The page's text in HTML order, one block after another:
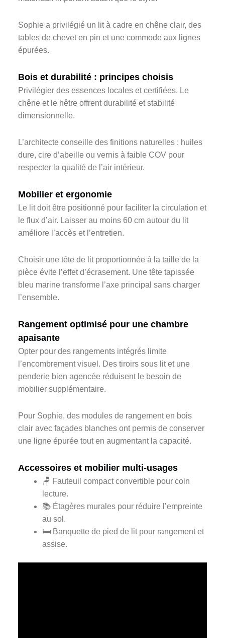
Sophie a privilégié un lit à cadre en chêne clair, des
tables de chevet en pin et une commode aux lignes
épurées.
Bois et durabilité : principes choisis
Privilégier des essences locales et certifiées. Le
chêne et le hêtre offrent durabilité et stabilité
dimensionnelle.
L’architecte conseille des finitions naturelles : huiles
dure, cire d’abeille ou vernis à faible COV pour
respecter la qualité de l’air intérieur.
Mobilier et ergonomie
Le lit doit être positionné pour faciliter la circulation et
le flux d’air. Laisser au moins 60 cm autour du lit
améliore l’accès et l’entretien.
Choisir une tête de lit proportionnée à la taille de la
pièce évite l’effet d’écrasement. Une tête tapissée
bleu marine transforme l’axe principal sans charger
l’ensemble.
Rangement optimisé pour une chambre
apaisante
Opter pour des rangements intégrés limite
l’encombrement visuel. Des tiroirs sous lit et une
penderie bien agencée réduisent le besoin de
mobilier supplémentaire.
Pour Sophie, des modules de rangement en bois
clair avec façades blanches ont permis de conserver
une ligne épurée tout en augmentant la capacité.
Accessoires et mobilier multi-usages
🪑 Fauteuil compact convertible pour coin
lecture.
📚 Étagères murales pour réduire l’empreinte
au sol.
🛏️ Banquette de pied de lit pour rangement et
assise.